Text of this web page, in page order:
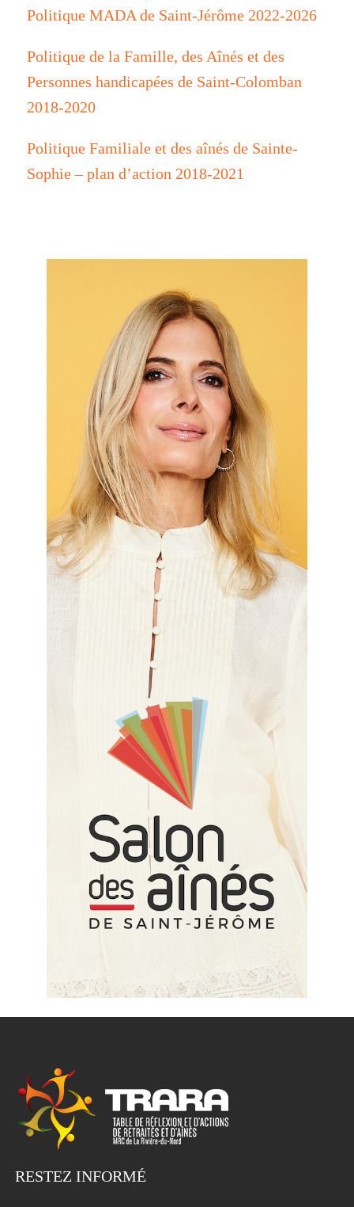
Politique MADA de Saint-Jérôme 2022-2026
Politique de la Famille, des Aînés et des
Personnes handicapées de Saint-Colomban
2018-2020
Politique Familiale et des aînés de Sainte-
Sophie – plan d’action 2018-2021
RESTEZ INFORMÉ